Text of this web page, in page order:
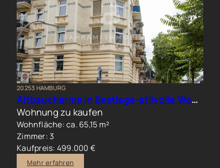
20253 HAMBURG
Altbaucharme in Bestlage-stilvolle Wohnung im beliebten Generalsviertel
Wohnung zu kaufen
Wohnfläche: ca. 65,15 m²
Zimmer: 3
Kaufpreis: 499.000 €
Mehr erfahren